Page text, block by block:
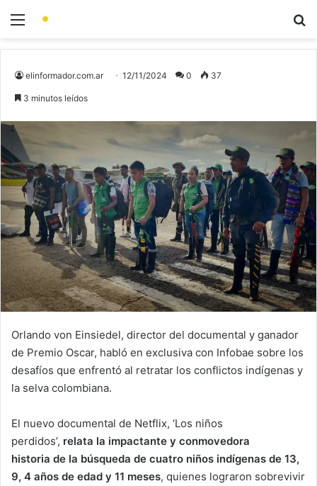
elinformador.com.ar 12/11/2024 0 37
3 minutos leídos
Orlando von Einsiedel, director del documental y ganador
de Premio Oscar, habló en exclusiva con Infobae sobre los
desafíos que enfrentó al retratar los conflictos indígenas y
la selva colombiana.
El nuevo documental de Netflix, ‘Los niños
perdidos’, relata la impactante y conmovedora
historia de la búsqueda de cuatro niños indígenas de 13,
9, 4 años de edad y 11 meses, quienes lograron sobrevivir